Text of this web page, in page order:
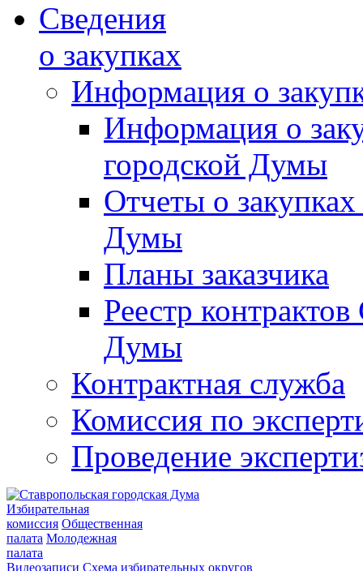
Сведения
о закупках
Информация о
Информация о
городской Думы
Отчеты о
Думы
Планы заказчика
Реестр
Думы
Контрактная служба
Комиссия по
Проведение
Избирательная
комиссия Общественная
палата Молодежная
палата
Видеозаписи Схема избирательных округов